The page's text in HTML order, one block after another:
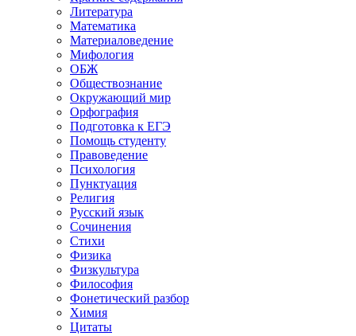
Литература
Математика
Материаловедение
Мифология
ОБЖ
Обществознание
Окружающий мир
Орфография
Подготовка к ЕГЭ
Помощь студенту
Правоведение
Психология
Пунктуация
Религия
Русский язык
Сочинения
Стихи
Физика
Физкультура
Философия
Фонетический разбор
Химия
Цитаты